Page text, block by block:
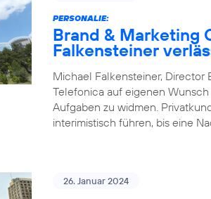
PERSONALIE:
Brand & Marketing
Falkensteiner
Michael Falkensteiner, Director
Telefonica auf eigenen
Aufgaben zu widmen.
interimistisch führen, bis eine
26. Januar 2024